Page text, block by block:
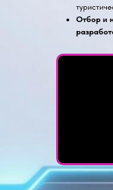
Отбор и